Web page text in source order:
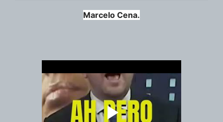
Marcelo Cena.